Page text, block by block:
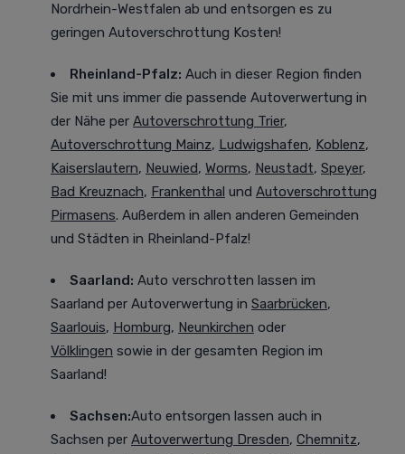
Nordrhein-Westfalen ab und entsorgen es zu
geringen Autoverschrottung Kosten!
Rheinland-Pfalz: Auch in dieser Region finden
Sie mit uns immer die passende Autoverwertung in
der Nähe per Autoverschrottung Trier,
Autoverschrottung Mainz, Ludwigshafen, Koblenz,
Kaiserslautern, Neuwied, Worms, Neustadt, Speyer,
Bad Kreuznach, Frankenthal und Autoverschrottung
Pirmasens. Außerdem in allen anderen Gemeinden
und Städten in Rheinland-Pfalz!
Saarland: Auto verschrotten lassen im
Saarland per Autoverwertung in Saarbrücken,
Saarlouis, Homburg, Neunkirchen oder
Völklingen sowie in der gesamten Region im
Saarland!
Sachsen:Auto entsorgen lassen auch in
Sachsen per Autoverwertung Dresden, Chemnitz,